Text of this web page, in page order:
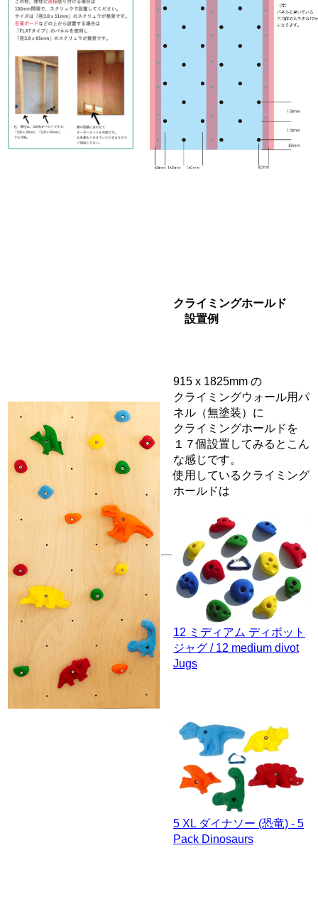
クライミングホールド
設置例
915 x 1825mm の
クライミングウォール用パ
ネル（無塗装）に
クライミングホールドを
１７個設置してみるとこん
な感じです。
使用しているクライミング
ホールドは
12 ミディアム ディボット
ジャグ / 12 medium divot
Jugs
5 XL ダイナソー (恐竜) - 5
Pack Dinosaurs